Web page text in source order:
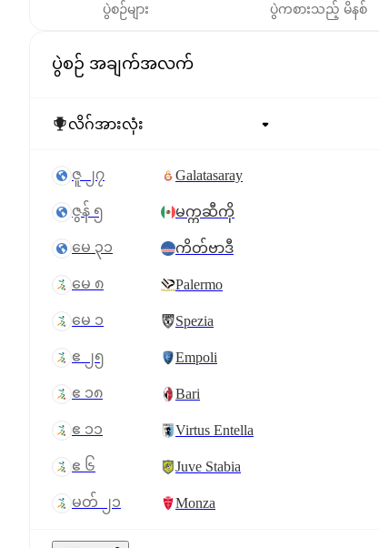
ပွဲစဉ်များ ပွဲကစားသည့် မိနစ်
ပွဲစဉ် အချက်အလက်
ဇူ ၂၇ Galatasaray
ဇွန် ၅ မက္ကဆီကို
မေ ၃၁ ကိတ်ဗာဒီ
မေ ၈ Palermo
မေ ၁ Spezia
ဧ ၂၅ Empoli
ဧ ၁၈ Bari
ဧ ၁၁ Virtus Entella
ဧ ၆ Juve Stabia
မတ် ၂၁ Monza